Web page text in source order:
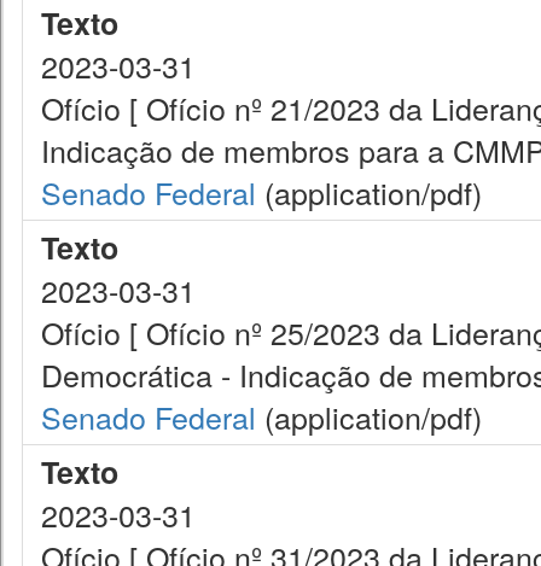
Texto
2023-03-31
Ofício [ Ofício nº 21/2023 da
Indicação de membros para a
Senado Federal (application/pdf)
Texto
2023-03-31
Ofício [ Ofício nº 25/2023 da
Democrática - Indicação de
Senado Federal (application/pdf)
Texto
2023-03-31
Ofício [ Ofício nº 31/2023 da